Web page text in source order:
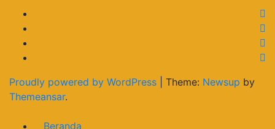
Proudly powered by WordPress Theme: Newsup by
Themeansar.
Beranda